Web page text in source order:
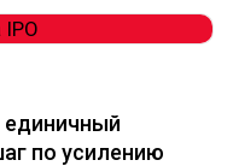
единичный
по усилению